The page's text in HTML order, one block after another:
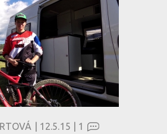
| 12.5.15 | 1